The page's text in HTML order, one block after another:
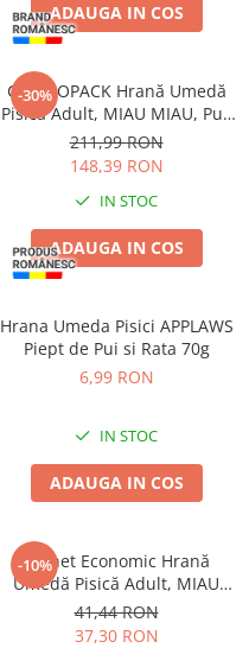
ADAUGA IN COS
-30%
COMBOPACK Hrană Umedă
Pisică Adult, MIAU MIAU, Pui,
Vită și Legume în Sos, 96x100g
211,99 RON
148,39 RON
IN STOC
ADAUGA IN COS
Hrana Umeda Pisici APPLAWS
Piept de Pui si Rata 70g
6,99 RON
IN STOC
ADAUGA IN COS
-10%
Pachet Economic Hrană
Umedă Pisică Adult, MIAU
MIAU Pate, Pui cu Topping de
Lapte, 16x100g
41,44 RON
37,30 RON